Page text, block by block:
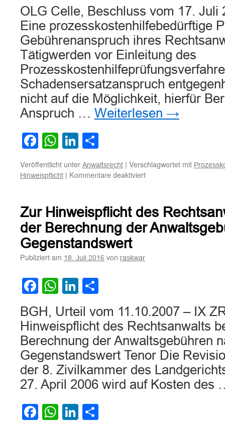
OLG Celle, Beschluss vom 17. Juli
Eine prozesskostenhilfebedürftige
Gebührenanspruch ihres
Tätigwerden vor Einleitung des
Schadensersatzanspruch
nicht auf die Möglichkeit, hierfür
Anspruch … Weiterlesen →
Facebook
WhatsApp
LinkedIn
Veröffentlicht unter Anwaltsrecht | Verschlagwortet mit
Hinweispflicht | Kommentare deaktiviertfür
Rechtsanwalts
auf
die
Zur Hinweispflicht des
der Berechnung der
Gegenstandswert
Publiziert am 18. Juli 2016 von raskwar
Facebook
WhatsApp
LinkedIn
BGH, Urteil vom 11.10.2007 – IX
Hinweispflicht des Rechtsanwalts
Berechnung der Anwaltsgebühren
Gegenstandswert Tenor Die
der 8. Zivilkammer des
27. April 2006 wird auf Kosten
Facebook
WhatsApp
LinkedIn